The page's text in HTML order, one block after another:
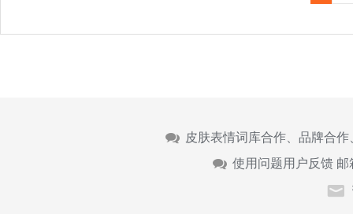
皮肤表情词库合作、品牌合
使用问题用户反馈 邮